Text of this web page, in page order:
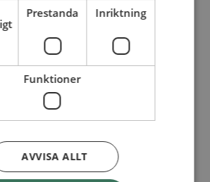
– församlingsutveckling
och miljö
barns bästa – överallt
verktygslåda
och lönehantering
Prestanda Inriktning
Funktioner
AVVISA ALLT